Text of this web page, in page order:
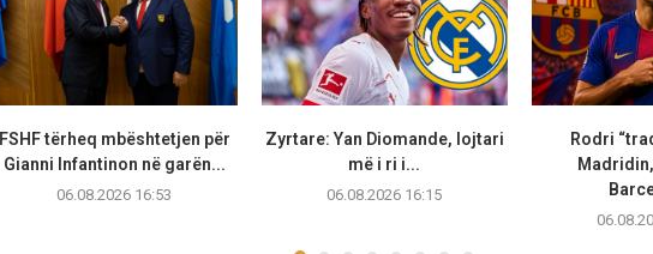
FSHF tërheq mbështetjen për
Gianni Infantinon në garën...
06.08.2026 16:53
Zyrtare: Yan Diomande, lojtari
më i ri i...
06.08.2026 16:15
Rodri